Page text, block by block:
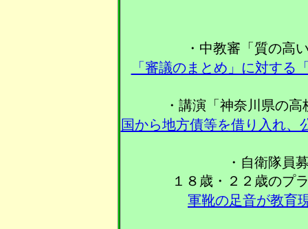
・中教審「質の高
「審議のまとめ」に対する
・講演「神奈川県の
国から地方債等を借り入れ、
・自衛隊員
１８歳・２２歳のプ
軍靴の足音が教育